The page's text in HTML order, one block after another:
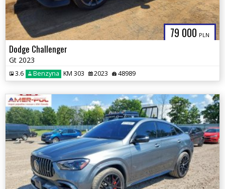
79 000 PLN
Dodge Challenger
Gt 2023
3.6 Benzyna KM 303 2023 48989